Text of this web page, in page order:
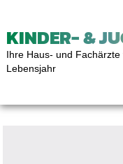
KINDER- &
Ihre Haus- und Fachärzte
Lebensjahr